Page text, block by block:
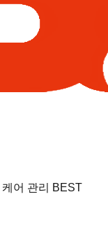
어 관리 BEST